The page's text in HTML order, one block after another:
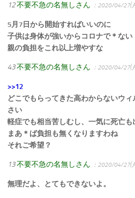
12不要不急の名無しさん ：2020/04/27(
5月7日から開始すればいいのに
子供は身体が強いからコロナで＊ない
親の負担をこれ以上増やすな
43不要不急の名無しさん ：2020/04/27(
>>12
どこでもらってきた高わからないウ
さい
軽症でも相当苦しむし、一気に死亡も
まあ＊ば負担も無くなりますわね
それご希望？
13不要不急の名無しさん ：2020/04/27(
無理だよ、とてもできないよ。